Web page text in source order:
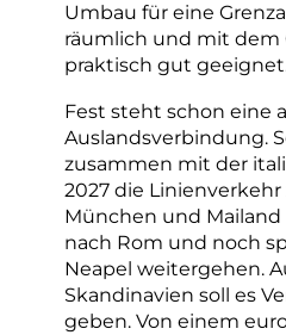
Umbau für eine
räumlich und mit dem
praktisch gut
Fest steht schon eine
Auslandsverbindung.
zusammen mit der
2027 die
München und Mailand
nach Rom und noch
Neapel weitergehen.
Skandinavien soll es
geben. Von einem